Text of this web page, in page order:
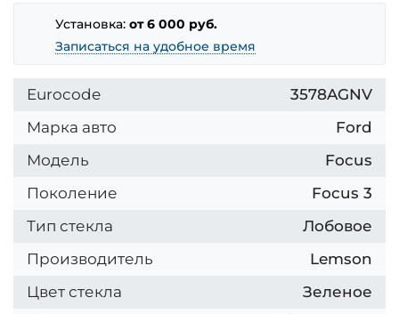
Установка:от 6 000 руб.
Записаться на удобное время
Eurocode
3578AGNV
Марка авто
Ford
Модель
Focus
Поколение
Focus 3
Тип стекла
Лобовое
Производитель
Lemson
Цвет стекла
Зеленое